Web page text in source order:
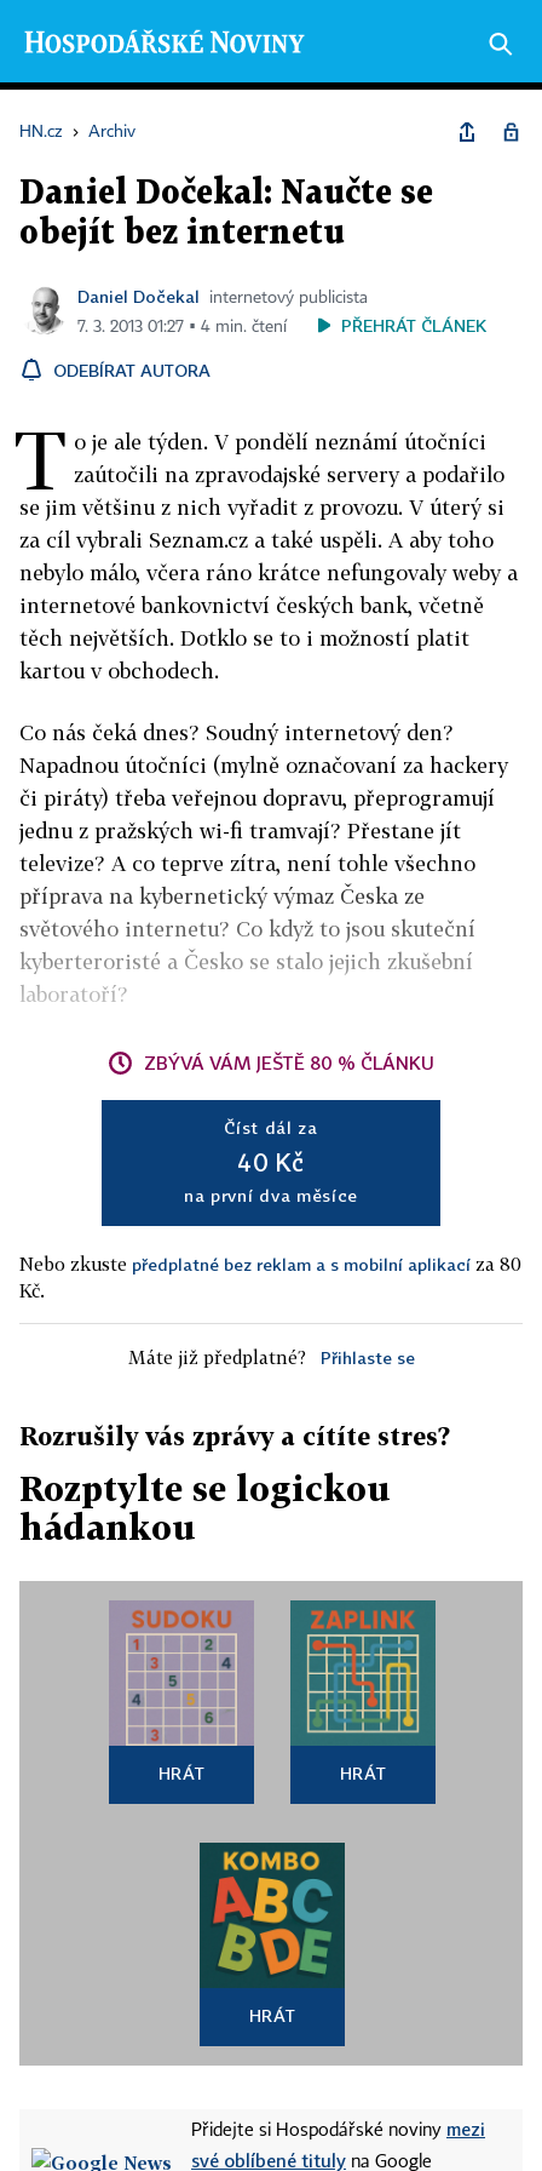
HN.cz › Archiv
Daniel Dočekal: Naučte se
obejít bez internetu
Daniel Dočekal
internetový publicista
7. 3. 2013 01:27 ▪ 4 min. čtení
PŘEHRÁT ČLÁNEK
ODEBÍRAT AUTORA
T o je ale týden. V pondělí neznámí útočníci
zaútočili na zpravodajské servery a podařilo
se jim většinu z nich vyřadit z provozu. V úterý si
za cíl vybrali Seznam.cz a také uspěli. A aby toho
nebylo málo, včera ráno krátce nefungovaly weby a
internetové bankovnictví českých bank, včetně
těch největších. Dotklo se to i možností platit
kartou v obchodech.
Co nás čeká dnes? Soudný internetový den?
Napadnou útočníci (mylně označovaní za hackery
či piráty) třeba veřejnou dopravu, přeprogramují
jednu z pražských wi-fi tramvají? Přestane jít
televize? A co teprve zítra, není tohle všechno
příprava na kybernetický výmaz Česka ze
světového internetu? Co když to jsou skuteční
kyberteroristé a Česko se stalo jejich zkušební
laboratoří?
ZBÝVÁ VÁM JEŠTĚ 80 % ČLÁNKU
Číst dál za
40 Kč
na první dva měsíce
Nebo zkuste předplatné bez reklam a s mobilní aplikací za 80
Kč.
Máte již předplatné? Přihlaste se
Rozrušily vás zprávy a cítíte stres?
Rozptylte se logickou
hádankou
HRÁT HRÁT
HRÁT
Přidejte si Hospodářské noviny mezi
své oblíbené tituly na Google